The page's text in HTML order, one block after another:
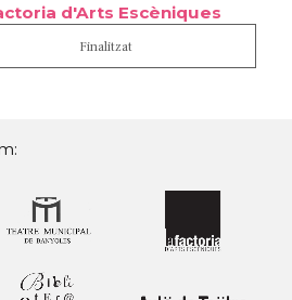
d'Arts Escèniques
Finalitzat